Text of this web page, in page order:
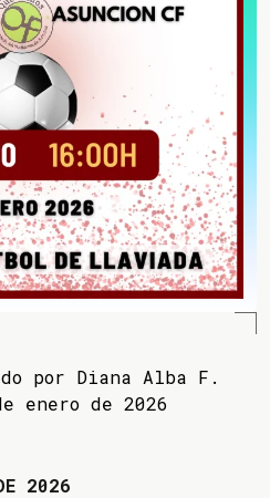
por Diana Alba F.
enero de 2026
2026